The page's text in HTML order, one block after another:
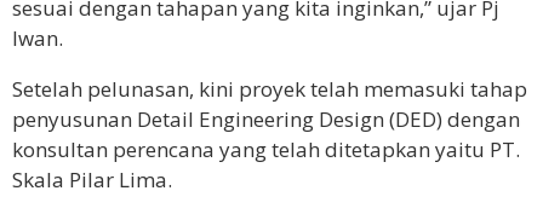
sesuai dengan tahapan yang kita inginkan,” ujar Pj
Iwan.
Setelah pelunasan, kini proyek telah memasuki tahap
penyusunan Detail Engineering Design (DED) dengan
konsultan perencana yang telah ditetapkan yaitu PT.
Skala Pilar Lima.